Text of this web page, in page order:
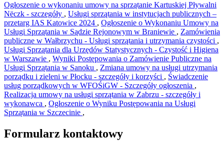
Ogłoszenie o wykonaniu umowy na sprzątanie Kartuskiej Pływalni
Nëczk - szczegóły , Usługi sprzątania w instytucjach publicznych –
przetarg IAS Katowice 2024 , Ogłoszenie o Wykonaniu Umowy na
Usługi Sprzątania w Sądzie Rejonowym w Braniewie , Zamówienia
publiczne w Wałbrzychu - Usługi sprzątania i utrzymania czystości ,
Usługi Sprzątania dla Urzędów Statystycznych - Czystość i Higiena
w Warszawie , Wyniki Postępowania o Zamówienie Publiczne na
Usługi Sprzątania w Sanoku , Zmiana umowy na usługi utrzymania
porządku i zieleni w Płocku - szczegóły i korzyści , Świadczenie
usług porządkowych w WFOŚiGW - Szczegóły ogłoszenia ,
Realizacja umowy na usługi sprzątania w Zabrzu - szczegóły i
wykonawca , Ogłoszenie o Wyniku Postępowania na Usługi
Sprzątania w Szczecinie ,
Formularz kontaktowy